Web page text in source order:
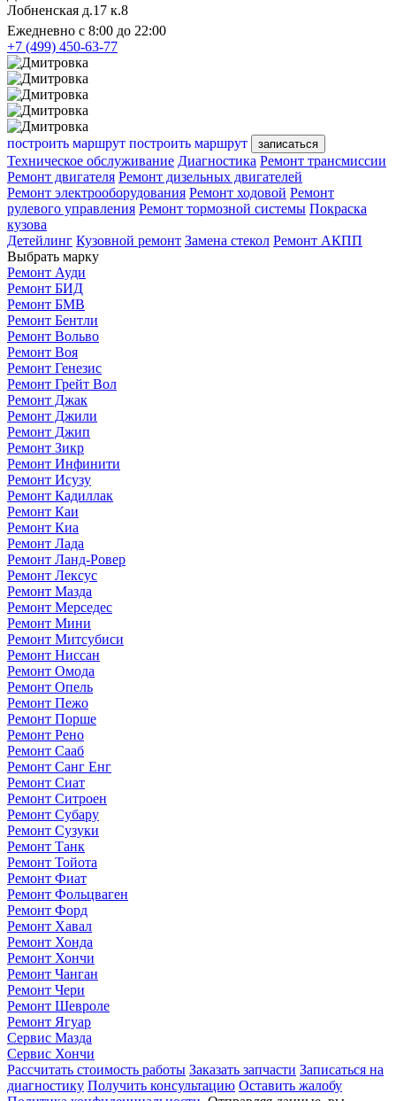
Лобненская д.17 к.8
Ежедневно с 8:00 до 22:00
+7 (499) 450-63-77
построить маршрут построить маршрут записаться
Техническое обслуживание Диагностика Ремонт трансмиссии
Ремонт двигателя Ремонт дизельных двигателей
Ремонт электрооборудования Ремонт ходовой Ремонт
рулевого управления Ремонт тормозной системы Покраска
кузова
Детейлинг Кузовной ремонт Замена стекол Ремонт АКПП
Выбрать марку
Ремонт Ауди
Ремонт БИД
Ремонт БМВ
Ремонт Бентли
Ремонт Вольво
Ремонт Воя
Ремонт Генезис
Ремонт Грейт Вол
Ремонт Джак
Ремонт Джили
Ремонт Джип
Ремонт Зикр
Ремонт Инфинити
Ремонт Исузу
Ремонт Кадиллак
Ремонт Каи
Ремонт Киа
Ремонт Лада
Ремонт Ланд-Ровер
Ремонт Лексус
Ремонт Мазда
Ремонт Мерседес
Ремонт Мини
Ремонт Митсубиси
Ремонт Ниссан
Ремонт Омода
Ремонт Опель
Ремонт Пежо
Ремонт Порше
Ремонт Рено
Ремонт Сааб
Ремонт Санг Енг
Ремонт Сиат
Ремонт Ситроен
Ремонт Субару
Ремонт Сузуки
Ремонт Танк
Ремонт Тойота
Ремонт Фиат
Ремонт Фольцваген
Ремонт Форд
Ремонт Хавал
Ремонт Хонда
Ремонт Хончи
Ремонт Чанган
Ремонт Чери
Ремонт Шевроле
Ремонт Ягуар
Сервис Мазда
Сервис Хончи
Рассчитать стоимость работы Заказать запчасти Записаться на
диагностику Получить консультацию Оставить жалобу